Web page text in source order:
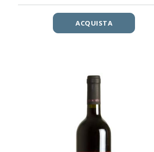
ACQUISTA